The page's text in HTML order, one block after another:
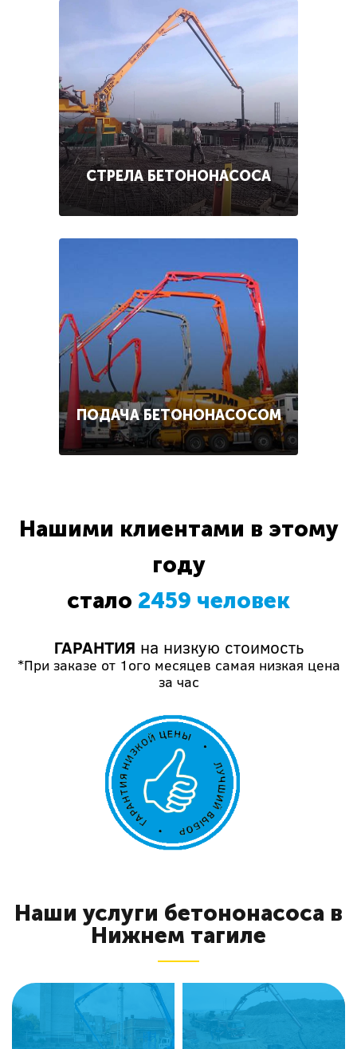
СТРЕЛА БЕТОНОНАСОСА
ПОДАЧА БЕТОНОНАСОСОМ
Нашими клиентами в этому
году
стало 2459 человек
ГАРАНТИЯ на низкую стоимость
*При заказе от 1ого месяцев самая низкая цена
за час
Наши услуги бетононасоса в
Нижнем тагиле